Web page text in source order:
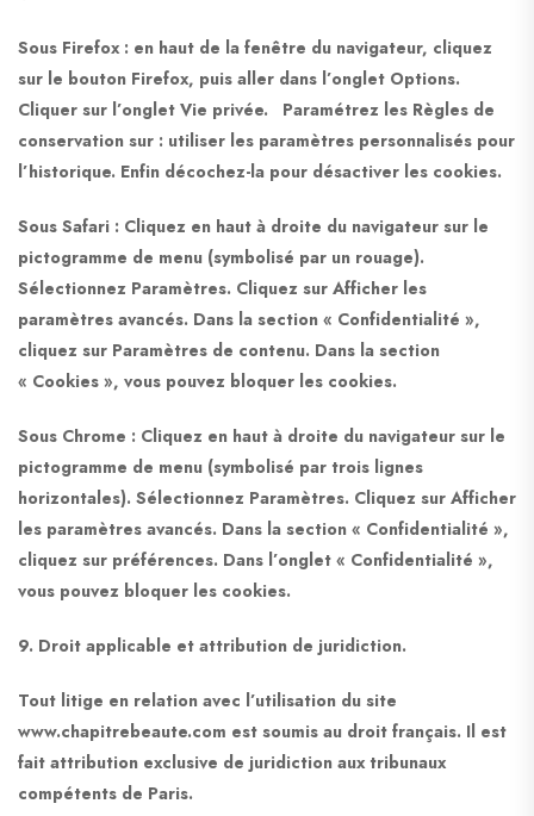
Sous Firefox : en haut de la fenêtre du navigateur, cliquez
sur le bouton Firefox, puis aller dans l’onglet Options.
Cliquer sur l’onglet Vie privée. Paramétrez les Règles de
conservation sur : utiliser les paramètres personnalisés pour
l’historique. Enfin décochez-la pour désactiver les cookies.
Sous Safari : Cliquez en haut à droite du navigateur sur le
pictogramme de menu (symbolisé par un rouage).
Sélectionnez Paramètres. Cliquez sur Afficher les
paramètres avancés. Dans la section « Confidentialité »,
cliquez sur Paramètres de contenu. Dans la section
« Cookies », vous pouvez bloquer les cookies.
Sous Chrome : Cliquez en haut à droite du navigateur sur le
pictogramme de menu (symbolisé par trois lignes
horizontales). Sélectionnez Paramètres. Cliquez sur Afficher
les paramètres avancés. Dans la section « Confidentialité »,
cliquez sur préférences. Dans l’onglet « Confidentialité »,
vous pouvez bloquer les cookies.
9. Droit applicable et attribution de juridiction.
Tout litige en relation avec l’utilisation du site
www.chapitrebeaute.com est soumis au droit français. Il est
fait attribution exclusive de juridiction aux tribunaux
compétents de Paris.